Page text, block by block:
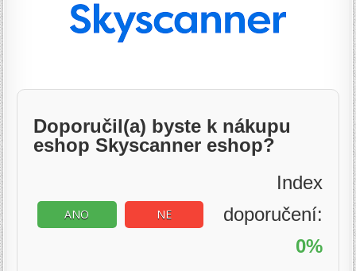
Doporučil(a) byste k nákupu
eshop Skyscanner eshop?
ANO NE
Index
doporučení:
0%